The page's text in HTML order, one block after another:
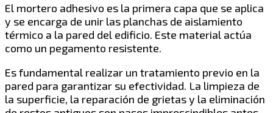
El mortero adhesivo es la primera capa que se aplica
y se encarga de unir las planchas de aislamiento
térmico a la pared del edificio. Este material actúa
como un pegamento resistente.
Es fundamental realizar un tratamiento previo en la
pared para garantizar su efectividad. La limpieza de
la superficie, la reparación de grietas y la eliminación